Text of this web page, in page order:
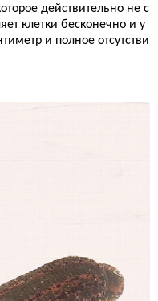
действительно не с
клетки бесконечно и у
и полное отсутстви